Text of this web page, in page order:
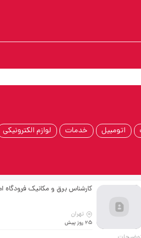
اتومبیل خدمات لوازم الکترونیکی
کارشناس برق و مکانیک فرودگاه
تهران
25 روز پیش